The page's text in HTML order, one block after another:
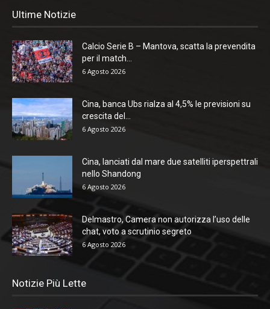
Ultime Notizie
Calcio Serie B – Mantova, scatta la prevendita
per il match...
6 Agosto 2026
Cina, banca Ubs rialza al 4,5% le previsioni su
crescita del...
6 Agosto 2026
Cina, lanciati dal mare due satelliti iperspettrali
nello Shandong
6 Agosto 2026
Delmastro, Camera non autorizza l’uso delle
chat, voto a scrutinio segreto
6 Agosto 2026
Notizie Più Lette